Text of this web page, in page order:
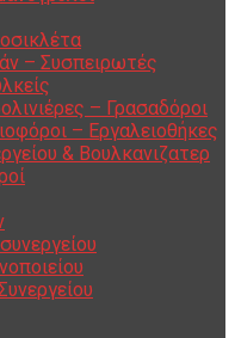
– Συσπειρωτές
– Γρασαδόροι
– Εργαλειοθήκες
& Βουλκανιζατερ